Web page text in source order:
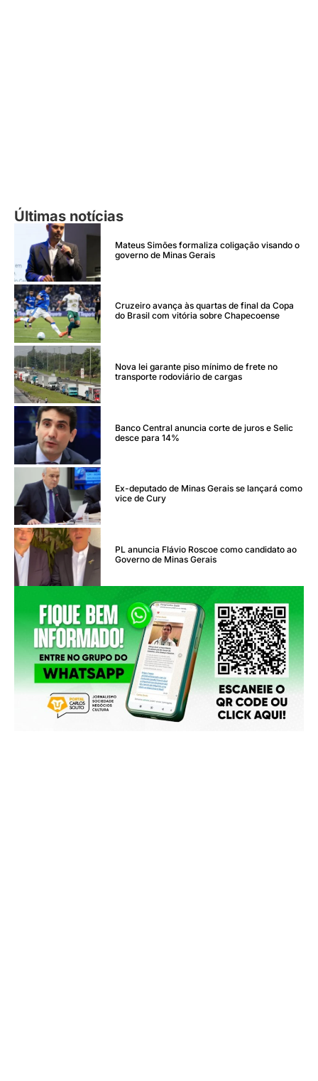
Últimas notícias
Mateus Simões formaliza coligação visando o
governo de Minas Gerais
Cruzeiro avança às quartas de final da Copa
do Brasil com vitória sobre Chapecoense
Nova lei garante piso mínimo de frete no
transporte rodoviário de cargas
Banco Central anuncia corte de juros e Selic
desce para 14%
Ex-deputado de Minas Gerais se lançará como
vice de Cury
PL anuncia Flávio Roscoe como candidato ao
Governo de Minas Gerais